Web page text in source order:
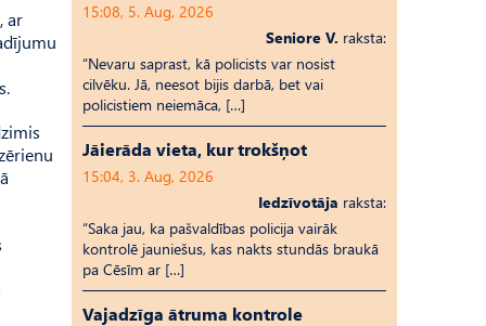
ar
15:08, 5. Aug, 2026
Seniore V. raksta:
“Nevaru saprast, kā policists var nosist
cilvēku. Jā, neesot bijis darbā, bet vai
policistiem neiemāca, […]
Jāierāda vieta, kur trokšņot
15:04, 3. Aug, 2026
Iedzīvotāja raksta:
“Saka jau, ka pašvaldības policija vairāk
kontrolē jauniešus, kas nakts stundās braukā
pa Cēsīm ar […]
Vajadzīga ātruma kontrole